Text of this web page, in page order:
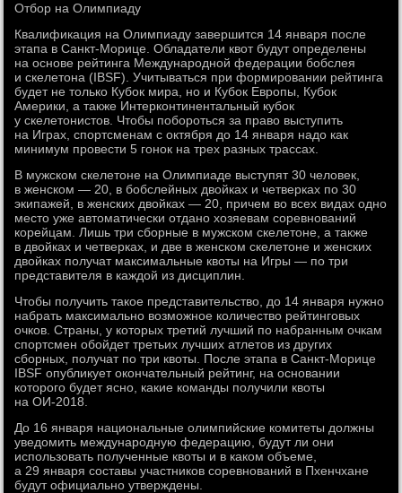
Отбор на Олимпиаду
Квалификация на Олимпиаду завершится 14 января после
этапа в Санкт-Морице. Обладатели квот будут определены
на основе рейтинга Международной федерации бобслея
и скелетона (IBSF). Учитываться при формировании рейтинга
будет не только Кубок мира, но и Кубок Европы, Кубок
Америки, а также Интерконтинентальный кубок
у скелетонистов. Чтобы побороться за право выступить
на Играх, спортсменам с октября до 14 января надо как
минимум провести 5 гонок на трех разных трассах.
В мужском скелетоне на Олимпиаде выступят 30 человек,
в женском — 20, в бобслейных двойках и четверках по 30
экипажей, в женских двойках — 20, причем во всех видах одно
место уже автоматически отдано хозяевам соревнований
корейцам. Лишь три сборные в мужском скелетоне, а также
в двойках и четверках, и две в женском скелетоне и женских
двойках получат максимальные квоты на Игры — по три
представителя в каждой из дисциплин.
Чтобы получить такое представительство, до 14 января нужно
набрать максимально возможное количество рейтинговых
очков. Страны, у которых третий лучший по набранным очкам
спортсмен обойдет третьих лучших атлетов из других
сборных, получат по три квоты. После этапа в Санкт-Морице
IBSF опубликует окончательный рейтинг, на основании
которого будет ясно, какие команды получили квоты
на ОИ-2018.
До 16 января национальные олимпийские комитеты должны
уведомить международную федерацию, будут ли они
использовать полученные квоты и в каком объеме,
а 29 января составы участников соревнований в Пхенчхане
будут официально утверждены.